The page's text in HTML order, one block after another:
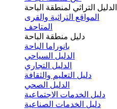
الدليل التراثي لمنطقة الباحة
المواقع التراثية والقرى
المتاحف
دليل منطقة الباحة
بانوراما الباحة
الدليل السياحي
الدليل التجاري
دليل التعليم والثقافة
الدليل الصحي
دليل الخدمات الاجتماعية
دليل الخدمات الصناعية